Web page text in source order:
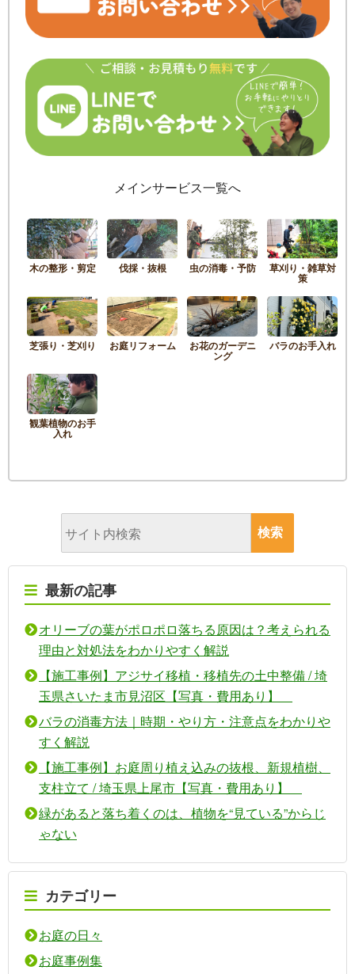
メインサービス一覧へ
木の整形・剪定 伐採・抜根 虫の消毒・予防 草刈り・雑草対
策
芝張り・芝刈り お庭リフォーム お花のガーデニ
ング
バラのお手入れ
観葉植物のお手
入れ
最新の記事
オリーブの葉がポロポロ落ちる原因は？考えられる
理由と対処法をわかりやすく解説
【施工事例】アジサイ移植・移植先の土中整備 / 埼
玉県さいたま市見沼区【写真・費用あり】
バラの消毒方法｜時期・やり方・注意点をわかりや
すく解説
【施工事例】お庭周り植え込みの抜根、新規植樹、
支柱立て / 埼玉県上尾市【写真・費用あり】
緑があると落ち着くのは、植物を“見ている”からじ
ゃない
カテゴリー
お庭の日々
お庭事例集